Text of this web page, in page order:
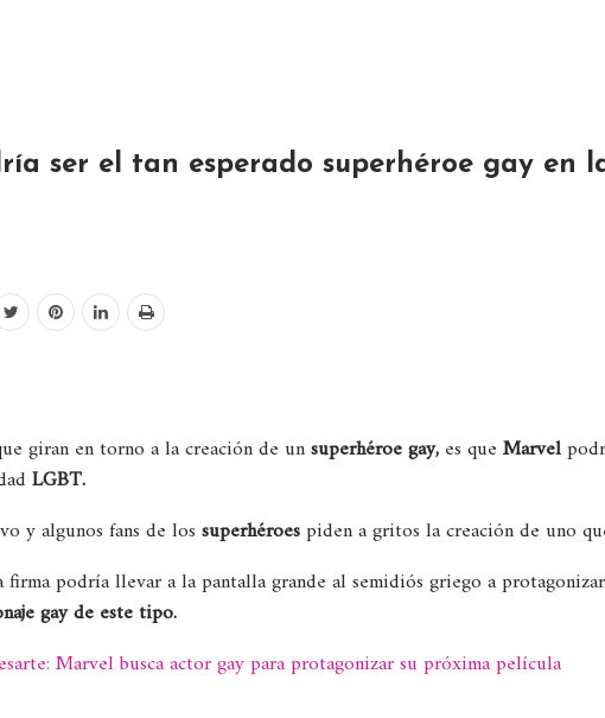
ser el tan esperado superhéroe gay en
giran en torno a la creación de unsuperhéroe gay, es que Marvel
LGBT.
y algunos fans de los superhéroespiden a gritos la creación de uno
firma podría llevar a la pantalla grande al semidiós griego a protagonizar
gay de este tipo.
Marvel busca actor gay para protagonizar su próxima película